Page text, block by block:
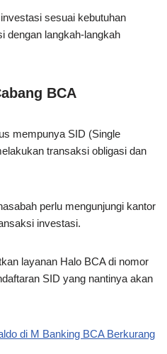
sesuai kebutuhan
dengan langkah-langkah
BCA
mempunya SID (Single
transaksi obligasi dan
perlu mengunjungi kantor
investasi.
layanan Halo BCA di nomor
SID yang nantinya akan
di M Banking BCA Berkurang